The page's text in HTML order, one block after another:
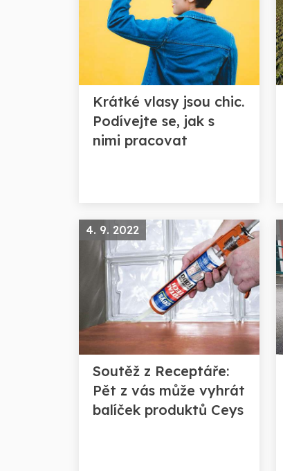
Krátké vlasy jsou chic.
Podívejte se, jak s
nimi pracovat
4. 9. 2022
Soutěž z Receptáře:
Pět z vás může vyhrát
balíček produktů Ceys